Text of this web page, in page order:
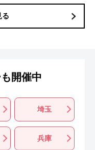
る
開催中
埼玉
兵庫